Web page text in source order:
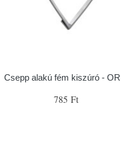
Csepp alakú fém kiszúró -
785 Ft